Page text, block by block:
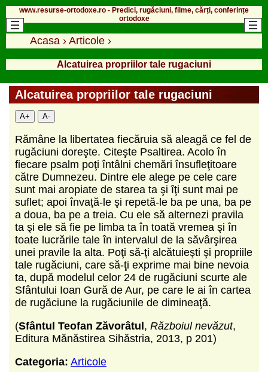
www.resurse-ortodoxe.ro - Predici, rugăciuni, filme, cărți, conferințe
ortodoxe
Acasa › Articole ›
Alcatuirea propriilor tale rugaciuni
Alcatuirea propriilor tale rugaciuni
A+ A-
Rămâne la libertatea fiecăruia să aleagă ce fel de
rugăciuni doreşte. Citeşte Psaltirea. Acolo în
fiecare psalm poţi întâlni chemări însufleţitoare
către Dumnezeu. Dintre ele alege pe cele care
sunt mai aropiate de starea ta şi îţi sunt mai pe
suflet; apoi învaţă-le şi repetă-le ba pe una, ba pe
a doua, ba pe a treia. Cu ele să alternezi pravila
ta şi ele să fie pe limba ta în toată vremea şi în
toate lucrările tale în intervalul de la săvârşirea
unei pravile la alta. Poţi să-ţi alcătuieşti şi propriile
tale rugăciuni, care să-ţi exprime mai bine nevoia
ta, după modelul celor 24 de rugăciuni scurte ale
Sfântului Ioan Gură de Aur, pe care le ai în cartea
de rugăciune la rugăciunile de dimineaţă.
(Sfântul Teofan Zăvorâtul, Războiul nevăzut,
Editura Mănăstirea Sihăstria, 2013, p 201)
Categoria: Articole